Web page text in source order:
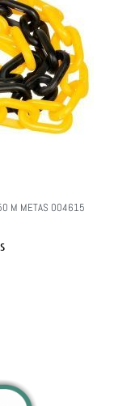
M METAS 004615